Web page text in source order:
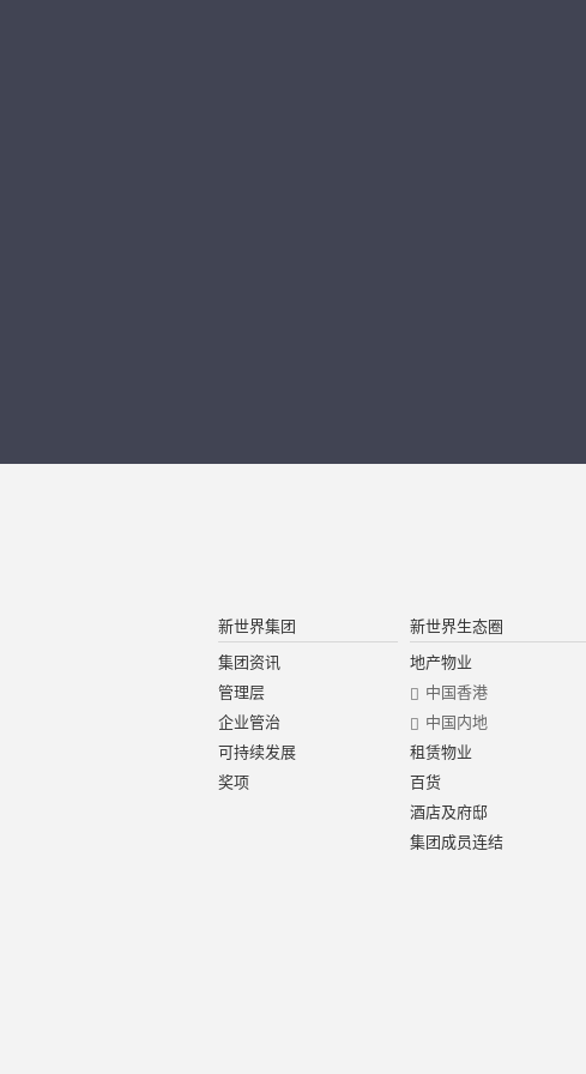
新世界集团
集团资讯
管理层
企业管治
可持续发展
奖项
新世界生态圈
地产物业
中国香港
中国内地
租赁物业
百货
酒店及府邸
集团成员连结